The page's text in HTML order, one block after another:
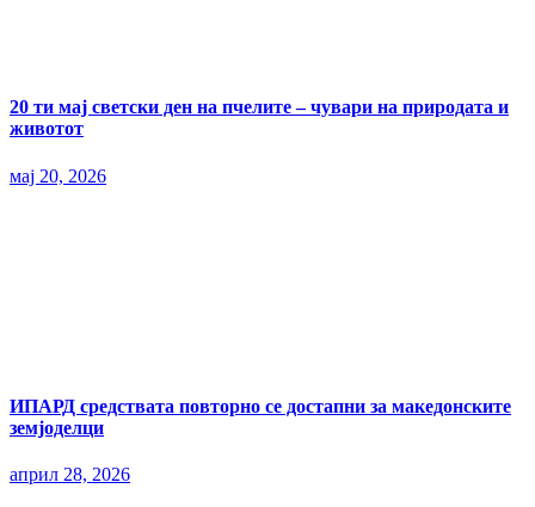
20 ти мај светски ден на пчелите – чувари на природата и
животот
мај 20, 2026
ИПАРД средствата повторно се достапни за македонските
земјоделци
април 28, 2026